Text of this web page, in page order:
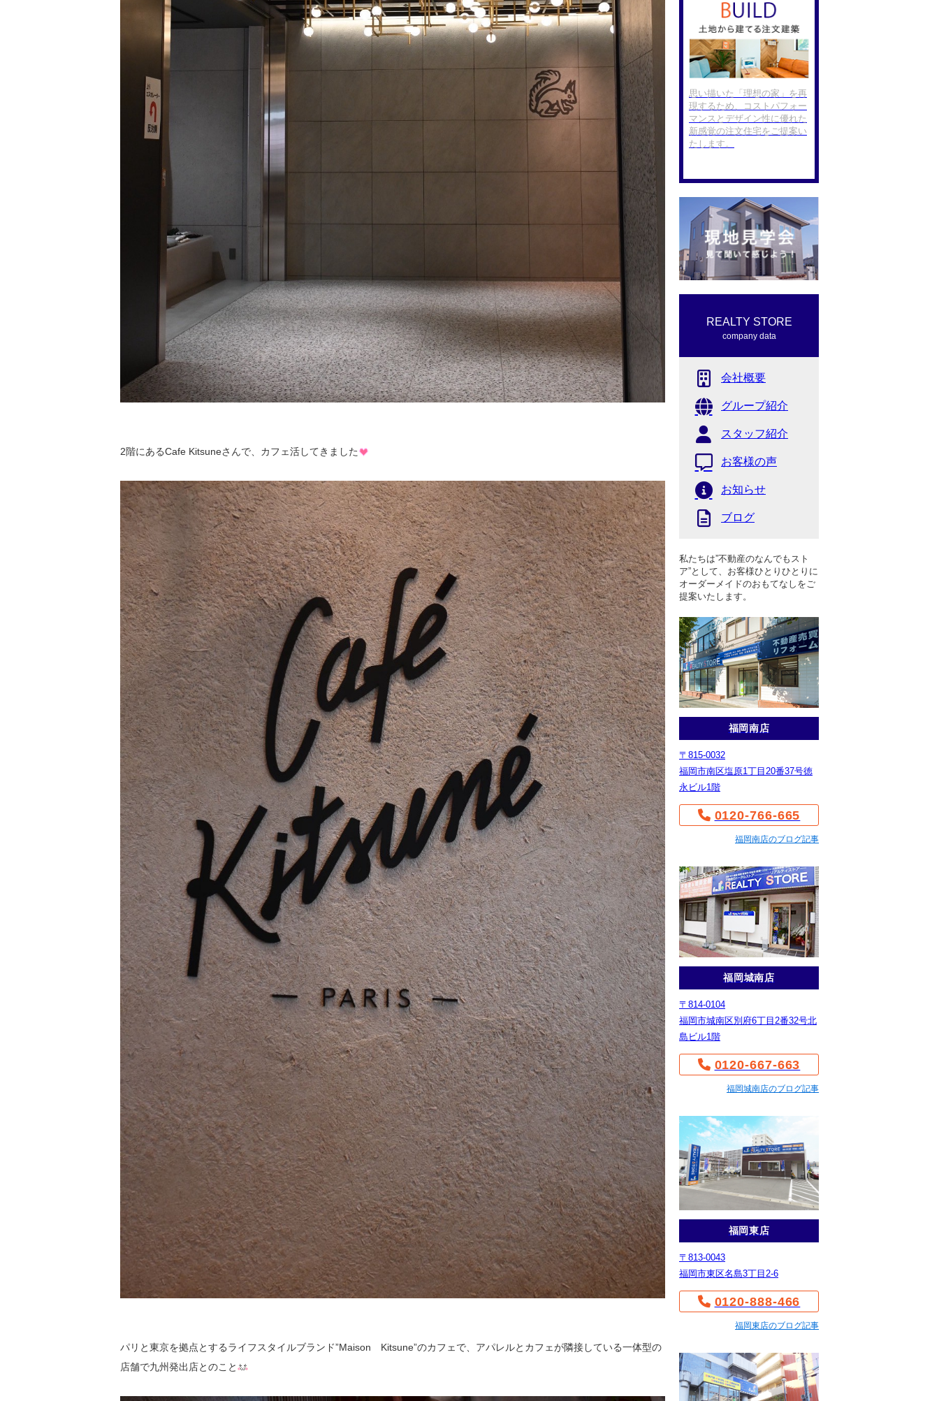
2階にあるCafe Kitsuneさんで、カフェ活してきました
パリと東京を拠点とするライフスタイルブランド”Maison Kitsune”のカフェで、アパレルとカフェが隣接している一体型の
店舗で九州発出店とのこと
思い描いた「理想の家」を再
現するため、コストパフォー
マンスとデザイン性に優れた
新感覚の注文住宅をご提案い
たします。
REALTY STORE
company data
会社概要
グループ紹介
スタッフ紹介
お客様の声
お知らせ
ブログ
私たちは”不動産のなんでもスト
ア”として、お客様ひとりひとりに
オーダーメイドのおもてなしをご
提案いたします。
福岡南店
〒815-0032
福岡市南区塩原1丁目20番37号徳
永ビル1階
0120-766-665
福岡南店のブログ記事
福岡城南店
〒814-0104
福岡市城南区別府6丁目2番32号北
島ビル1階
0120-667-663
福岡城南店のブログ記事
福岡東店
〒813-0043
福岡市東区名島3丁目2-6
0120-888-466
福岡東店のブログ記事